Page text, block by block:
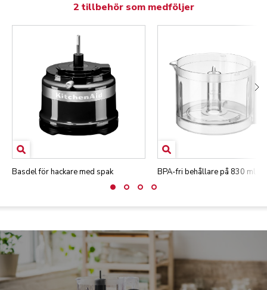
2 tillbehör som medföljer
Basdel för hackare med spak BPA-fri behållare på 830 ml